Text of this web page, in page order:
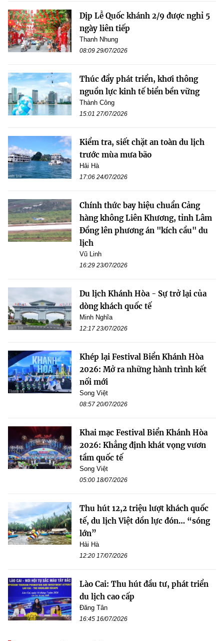
Dịp Lễ Quốc khánh 2/9 được nghỉ 5
ngày liên tiếp
Thanh Nhung
08:09 29/07/2026
Thúc đẩy phát triển, khơi thông
nguồn lực kinh tế biển bền vững
Thành Công
15:01 27/07/2026
Kiểm tra, siết chặt an toàn du lịch
trước mùa mưa bão
Hải Hà
17:06 24/07/2026
Chính thức bay hiệu chuẩn Cảng
hàng không Liên Khương, tỉnh Lâm
Đồng lên phương án "kích cầu" du
lịch
Vũ Linh
16:29 23/07/2026
Du lịch Khánh Hòa - Sự trở lại của
dòng khách quốc tế
Minh Nghĩa
12:17 23/07/2026
Khép lại Festival Biển Khánh Hòa
2026: Mở ra những hành trình kết
nối mới
Song Việt
08:57 20/07/2026
Khai mạc Festival Biển Khánh Hòa
2026: Khẳng định khát vọng vươn
tầm quốc tế
Song Việt
05:00 18/07/2026
Thu hút 12,2 triệu lượt khách quốc
tế, du lịch Việt dồn lực đón… “sóng
lớn”
Hải Hà
12:20 17/07/2026
Lào Cai: Thu hút đầu tư, phát triển
du lịch cao cấp
Đăng Tân
16:45 16/07/2026